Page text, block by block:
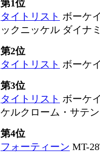
第1位
タイトリスト ボーケ
ックニッケル ダイナ
第2位
タイトリスト ボーケ
第3位
タイトリスト ボーケ
ケルクローム・サテ
第4位
フォーティーン MT-